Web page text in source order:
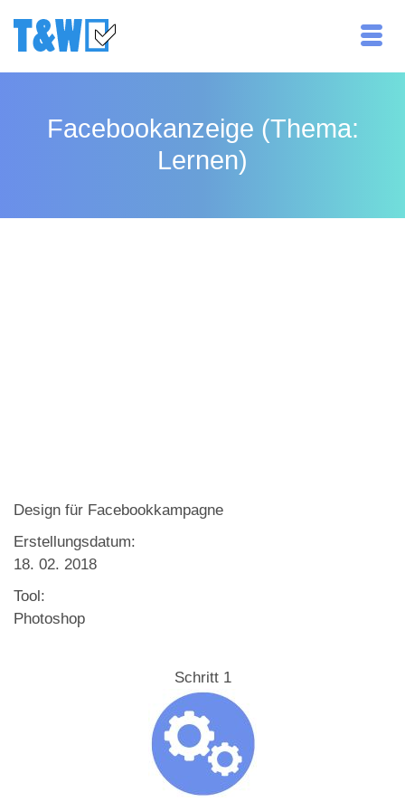
Facebookanzeige (Thema:
Lernen)
Design für Facebookkampagne
Erstellungsdatum:
18. 02. 2018
Tool:
Photoshop
Schritt 1